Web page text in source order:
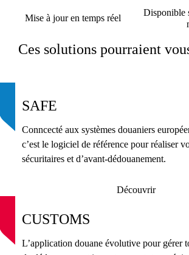
Mise à jour en temps réel
Disponible
Ces solutions pourraient
SAFE
Conncecté aux systèmes douaniers
c’est le logiciel de référence pour réaliser
sécuritaires et d’avant-dédouanement.
Découvrir
CUSTOMS
L’application douane évolutive pour gérer